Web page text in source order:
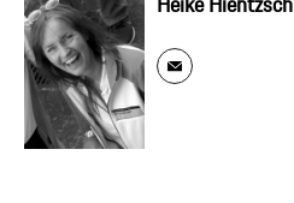
Heike Hientzsch